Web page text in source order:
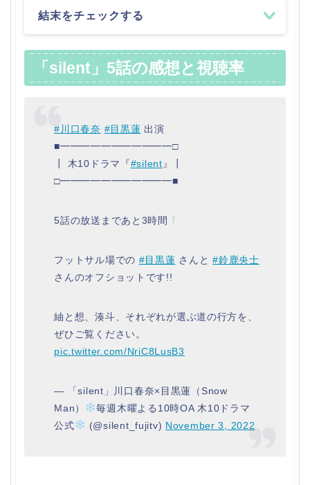
結末をチェックする
「silent」5話の感想と視聴率
#川口春奈 #目黒蓮 出演
■━━━━━━━━━━━□
┃ 木10ドラマ『#silent 』┃
□━━━━━━━━━━━■
5話の放送まであと3時間
フットサル場での #目黒蓮 さんと#鈴鹿央士
さんのオフショットです!!
紬と想、湊斗、それぞれが選ぶ道の行方を、
ぜひご覧ください。
pic.twitter.com/NriC8LusB3
— 「silent」川口春奈×目黒蓮（Snow
Man）
毎週木曜よる10時OA 木10ドラマ
公式
(@silent_fujitv) November 3, 2022